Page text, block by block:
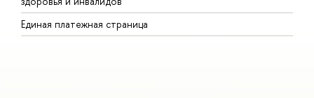
Единая платежная страница